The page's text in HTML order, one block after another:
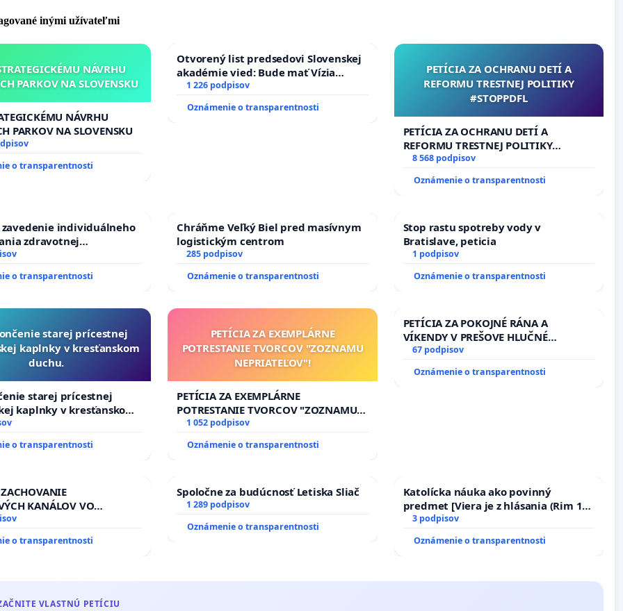
podpisovej listiny] , ktorú je potrebné mať
na starostu obce môže kandidovať aj na poslanca
zastupiteľstva.
POČET PODPISOV VOLIČOV PODPORUJÚCICH
NEZÁVISLÉHO KANDIDÁTA . PRE VOĽBY
OBECNÉHO ZASTUPITEĽSTVA A VOĽBY STAROSTU,
/ 20
000 / 200
000 / 500
/ 1 000
Komunálne voľby na Slovensku zdola!
kontrolovaný a odborný, z ktorého
ďalej čerpať v následných voľbách.
inými užívateľmi
NÁVRHU
PARKOV NA SLOVENSKU
NÁVRHU
PARKOV NA SLOVENSKU
o transparentnosti
Otvorený list predsedovi Slovenskej
akadémie vied: Bude mať Vízia
Slovenska 2040 mravnú chrbticu?
1 226 podpisov
Oznámenie o transparentnosti
PETÍCIA ZA OCHRANU DETÍ A
REFORMU TRESTNEJ POLITIKY
#STOPPDFL
PETÍCIA ZA OCHRANU DETÍ A
REFORMU TRESTNEJ POLITIKY
#STOPPDFL
8 568 podpisov
Oznámenie o transparentnosti
zavedenie individuálneho
zdravotnej
osôb s diabetom 1. a 2.
o transparentnosti
Chráňme Veľký Biel pred masívnym
logistickým centrom
285 podpisov
Oznámenie o transparentnosti
Stop rastu spotreby vody v
Bratislave, peticia
1 podpisov
Oznámenie o transparentnosti
starej prícestnej
kaplnky v kresťanskom
duchu.
starej prícestnej
kaplnky v kresťanskom
o transparentnosti
PETÍCIA ZA EXEMPLÁRNE
POTRESTANIE TVORCOV "ZOZNAMU
NEPRIATEĽOV"!
PETÍCIA ZA EXEMPLÁRNE
POTRESTANIE TVORCOV "ZOZNAMU
NEPRIATEĽOV"!
1 052 podpisov
Oznámenie o transparentnosti
PETÍCIA ZA POKOJNÉ RÁNA A
VÍKENDY V PREŠOVE HLUČNÉ
STAVEBNÉ PRÁCE V SOBOTU LEN OD
TÝŽDEŇ CIEĽ 8.00 – 18.00 HOD. A
67 podpisov
Oznámenie o transparentnosti
KANÁLOV VO
VLASTNÍCTVE A POD
na riešenie zanedbaného
o transparentnosti
Spoločne za budúcnosť Letiska Sliač
1 289 podpisov
Oznámenie o transparentnosti
Katolícka náuka ako povinný
predmet [Viera je z hlásania (Rim 10,
17)]
3 podpisov
Oznámenie o transparentnosti
VLASTNÚ PETÍCIU